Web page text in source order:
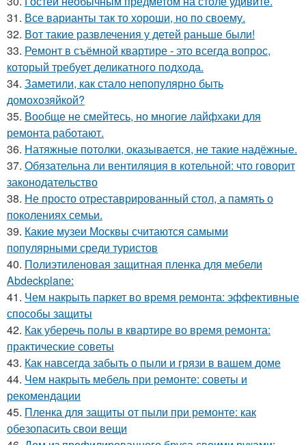
31. Все варианты так то хороши, но по своему.
32. Вот такие развлечения у детей раньше были!
33. Ремонт в съёмной квартире - это всегда вопрос,
который требует деликатного подхода.
34. Заметили, как стало непопулярно быть
домохозяйкой?
35. Вообще не смейтесь, но многие лайфхаки для
ремонта работают.
36. Натяжные потолки, оказывается, не такие надёжные.
37. Обязательна ли вентиляция в котельной: что говорит
законодательство
38. Не просто отреставрированный стол, а память о
поколениях семьи.
39. Какие музеи Москвы считаются самыми
популярными среди туристов
40. Полиэтиленовая защитная пленка для мебели
Abdeckplane:
41. Чем накрыть паркет во время ремонта: эффективные
способы защиты
42. Как уберечь полы в квартире во время ремонта:
практические советы
43. Как навсегда забыть о пыли и грязи в вашем доме
44. Чем накрыть мебель при ремонте: советы и
рекомендации
45. Пленка для защиты от пыли при ремонте: как
обезопасить свои вещи